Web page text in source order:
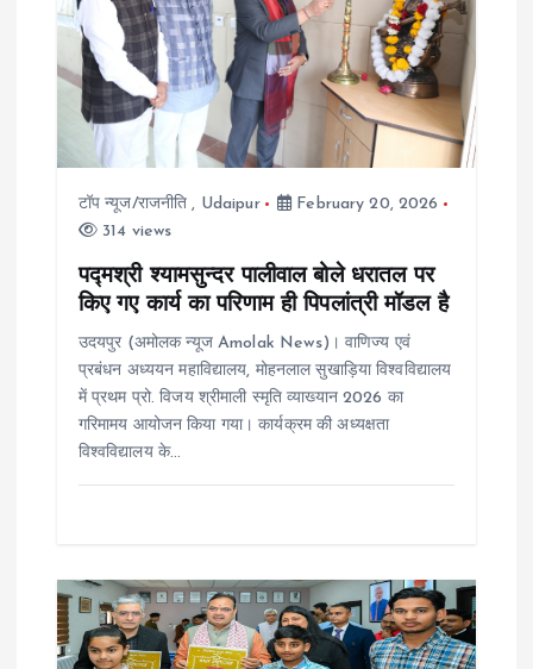
g
t
टॉप न्यूज/राजनीति , Udaipur
February 20, 2026
314 views
पद्मश्री श्यामसुन्दर पालीवाल बोले धरातल पर
किए गए कार्य का परिणाम ही पिपलांत्री मॉडल है
उदयपुर (अमोलक न्यूज Amolak News)। वाणिज्य एवं
प्रबंधन अध्ययन महाविद्यालय, मोहनलाल सुखाड़िया विश्वविद्यालय
में प्रथम प्रो. विजय श्रीमाली स्मृति व्याख्यान 2026 का
गरिमामय आयोजन किया गया। कार्यक्रम की अध्यक्षता
विश्वविद्यालय के…